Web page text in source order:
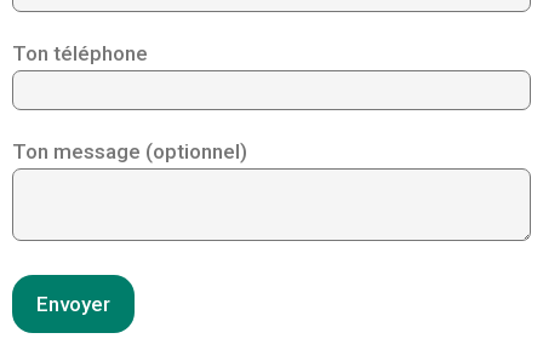
Ton téléphone
Ton message (optionnel)